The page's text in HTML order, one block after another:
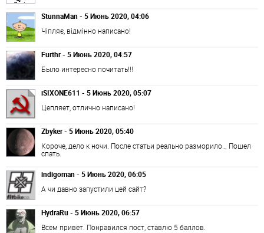
StunnaMan - 5 Июнь 2020, 04:06
Чіпляє, відмінно написано!
Furthr - 5 Июнь 2020, 04:57
Было интересно почитать!!!
iSIXONE611 - 5 Июнь 2020, 05:07
Цепляет, отлично написано!
Zbyker - 5 Июнь 2020, 05:40
Короче, дело к ночи. После статьи реально разморило… Пошел
спать.
indigoman - 5 Июнь 2020, 06:05
А чи давно запустили цей сайт?
HydraRu - 5 Июнь 2020, 06:57
Всем привет. Понравился пост, ставлю 5 баллов.